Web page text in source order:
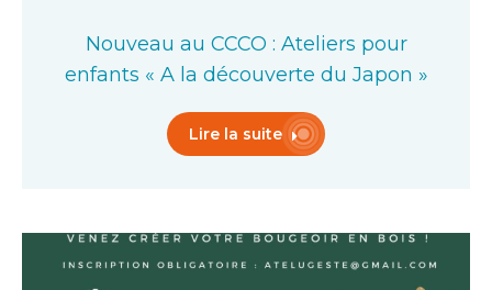
Nouveau au CCCO : Ateliers pour
enfants « A la découverte du Japon »
Lire la suite